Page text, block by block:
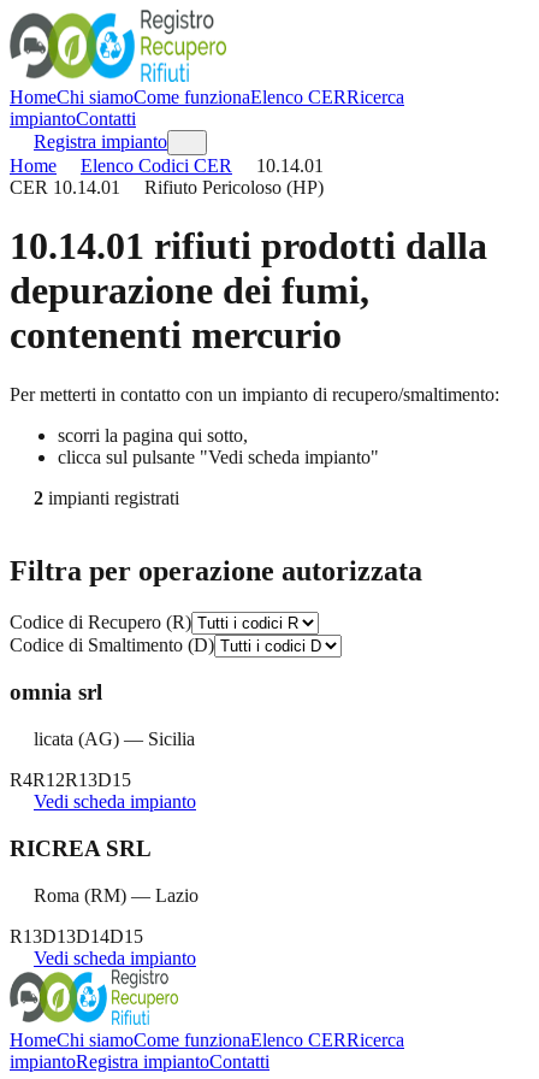
HomeChi siamoCome funzionaElenco CERRicerca
impiantoContatti
Registra impianto
Home
Elenco Codici CER
10.14.01
CER 10.14.01 Rifiuto Pericoloso (HP)
10.14.01 rifiuti prodotti dalla
depurazione dei fumi,
contenenti mercurio
Per metterti in contatto con un impianto di recupero/smaltimento:
scorri la pagina qui sotto,
clicca sul pulsante "Vedi scheda impianto"
2 impianti registrati
Filtra per operazione autorizzata
Codice di Recupero (R)
Codice di Smaltimento (D)
omnia srl
licata (AG) — Sicilia
R4R12R13D15
Vedi scheda impianto
RICREA SRL
Roma (RM) — Lazio
R13D13D14D15
Vedi scheda impianto
HomeChi siamoCome funzionaElenco CERRicerca
impiantoRegistra impiantoContatti